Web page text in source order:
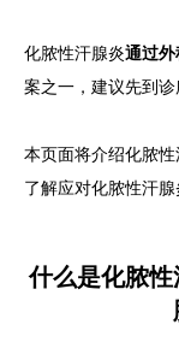
化脓性汗腺炎通过
案之一，建议先到诊
本页面将介绍化脓性
了解应对化脓性汗腺
什么是化脓性